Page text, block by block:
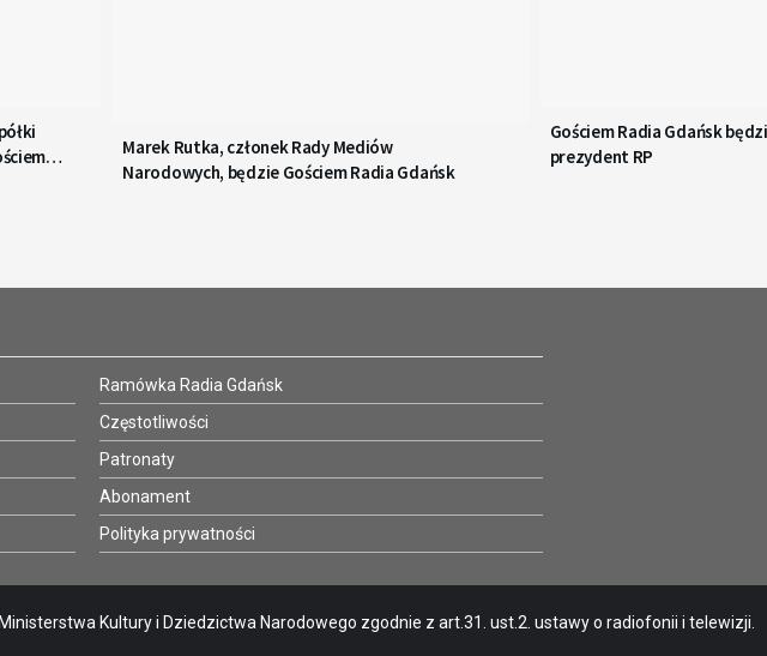
Marek Rutka, członek Rady Mediów
Narodowych, będzie Gościem Radia Gdańsk
Gościem Radia Gdańsk
prezydent RP
Ramówka Radia Gdańsk
Częstotliwości
Patronaty
Abonament
Polityka prywatności
Kultury i Dziedzictwa Narodowego zgodnie z art.31. ust.2. ustawy o radiofonii i telewizji.